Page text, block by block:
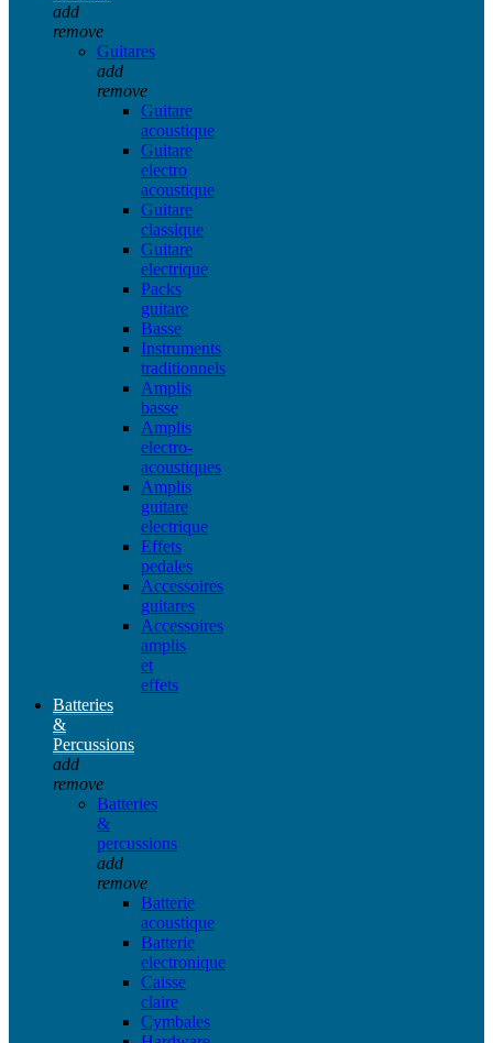
add
remove
Guitares
add
remove
Guitare
acoustique
Guitare
electro
acoustique
Guitare
classique
Guitare
electrique
Packs
guitare
Basse
Instruments
traditionnels
Amplis
basse
Amplis
electro-
acoustiques
Amplis
guitare
electrique
Effets
pedales
Accessoires
guitares
Accessoires
amplis
et
effets
Batteries
&
Percussions
add
remove
Batteries
&
percussions
add
remove
Batterie
acoustique
Batterie
electronique
Caisse
claire
Cymbales